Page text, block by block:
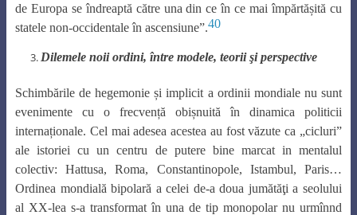
de Europa se îndreaptă către una din ce în ce mai împărtășită cu
statele non-occidentale în ascensiune”.40
Dilemele noii ordini, între modele, teorii şi perspective
Schimbările de hegemonie și implicit a ordinii mondiale nu sunt
evenimente cu o frecvență obișnuită în dinamica politicii
internaționale. Cel mai adesea acestea au fost văzute ca „cicluri”
ale istoriei cu un centru de putere bine marcat in mentalul
colectiv: Hattusa, Roma, Constantinopole, Istambul, Paris…
Ordinea mondială bipolară a celei de-a doua jumătăţi a seolului
al XX-lea s-a transformat în una de tip monopolar nu urmînnd